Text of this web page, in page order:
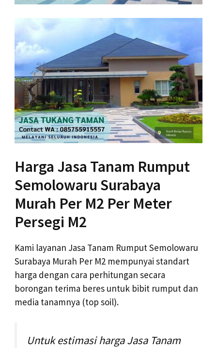
Harga Jasa Tanam Rumput
Semolowaru Surabaya
Murah Per M2 Per Meter
Persegi M2
Kami layanan Jasa Tanam Rumput Semolowaru
Surabaya Murah Per M2 mempunyai standart
harga dengan cara perhitungan secara
borongan terima beres untuk bibit rumput dan
media tanamnya (top soil).
Untuk estimasi harga Jasa Tanam